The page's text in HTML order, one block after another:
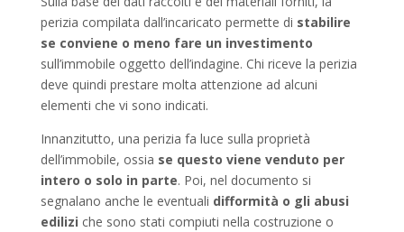
perizia compilata dall’incaricato permette di stabilire
se conviene o meno fare un investimento
sull’immobile oggetto dell’indagine. Chi riceve la perizia
deve quindi prestare molta attenzione ad alcuni
elementi che vi sono indicati.
Innanzitutto, una perizia fa luce sulla proprietà
dell’immobile, ossia se questo viene venduto per
intero o solo in parte. Poi, nel documento si
segnalano anche le eventuali difformità o gli abusi
edilizi che sono stati compiuti nella costruzione o